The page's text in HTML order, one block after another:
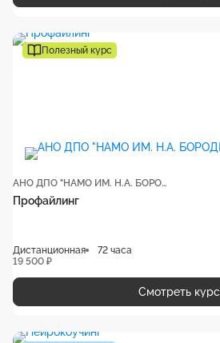
Полезный курс
АНО ДПО "НАМО ИМ. Н.А. БОРОДИНА"
Профайлинг
Дистанционная
72 часа
19 500 ₽
Смотреть курс